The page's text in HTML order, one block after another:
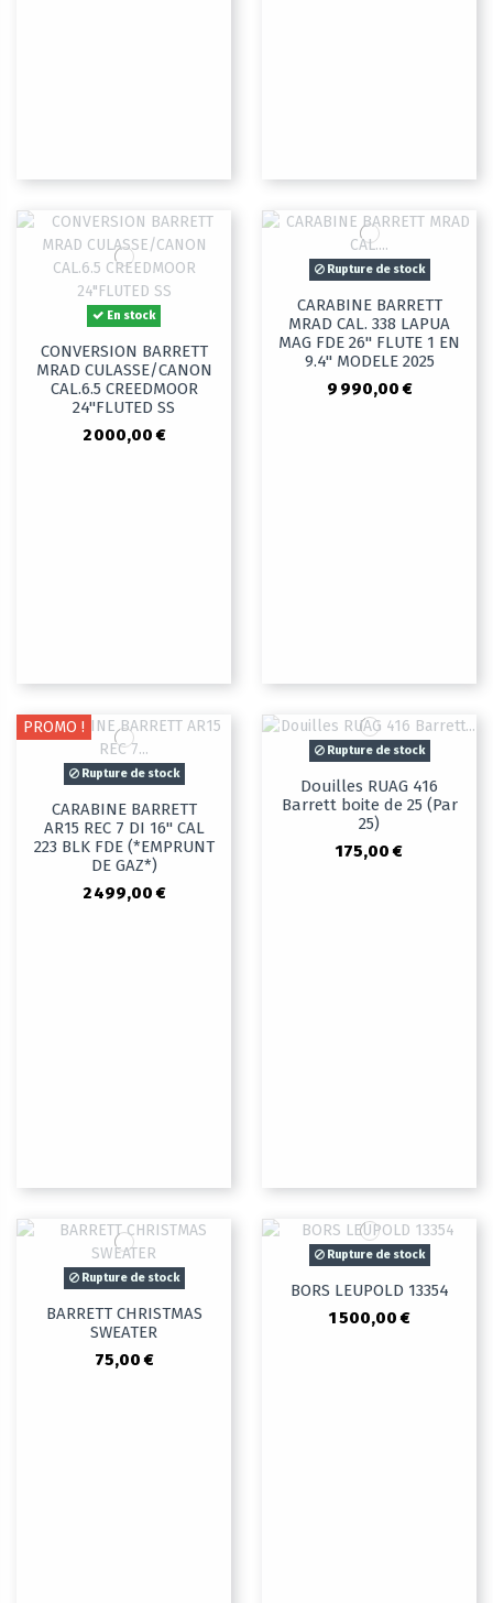
En stock
CONVERSION BARRETT
MRAD CULASSE/CANON
CAL.6.5 CREEDMOOR
24"FLUTED SS
2 000,00 €
Rupture de stock
CARABINE BARRETT
MRAD CAL. 338 LAPUA
MAG FDE 26" FLUTE 1 EN
9.4" MODELE 2025
9 990,00 €
PROMO !
Rupture de stock
CARABINE BARRETT
AR15 REC 7 DI 16" CAL
223 BLK FDE (*EMPRUNT
DE GAZ*)
2 499,00 €
Rupture de stock
Douilles RUAG 416
Barrett boite de 25 (Par
25)
175,00 €
Rupture de stock
BARRETT CHRISTMAS
SWEATER
75,00 €
Rupture de stock
BORS LEUPOLD 13354
1 500,00 €